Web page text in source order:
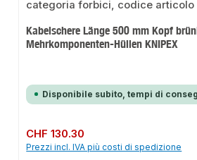
Kabelschere Länge 500 mm Kopf
Mehrkomponenten-Hüllen KNIPEX
Disponibile subito, tempi di
Prezzo normale:
CHF 130.30
Prezzi incl. IVA più costi di spedizione